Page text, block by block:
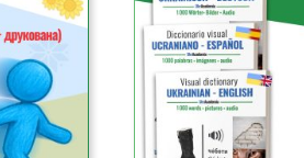
має
кілька
варіантів.
Параметри
можна
вибрати